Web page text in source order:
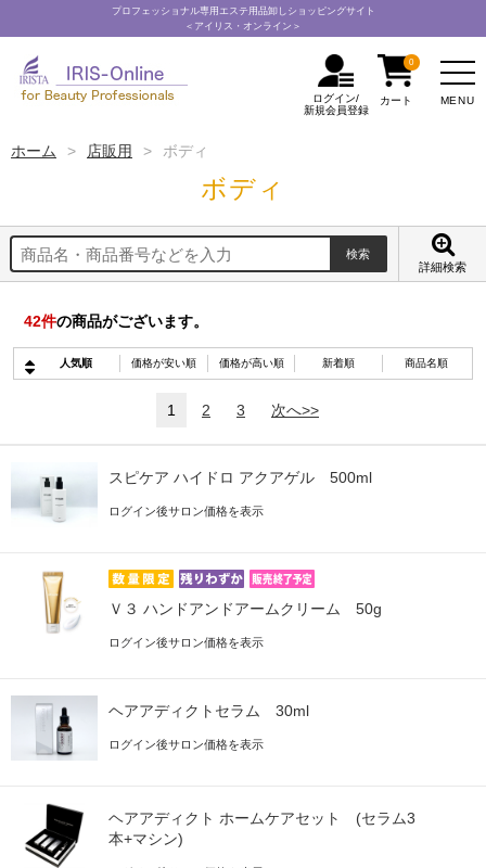
MENU
ログイン/
新規会員登録
カート
0
プロフェッショナル専用エステ用品卸しショッピングサイト
＜アイリス・オンライン＞
ホーム 店販用 ボディ
ボディ
詳細検索
42件の商品がございます。
人気順 価格が安い順 価格が高い順 新着順 商品名順
1 2 3 次へ>>
スピケア ハイドロ アクアゲル 500ml
ログイン後サロン価格を表示
Ｖ３ ハンドアンドアームクリーム 50g
ログイン後サロン価格を表示
ヘアアディクトセラム 30ml
ログイン後サロン価格を表示
ヘアアディクト ホームケアセット (セラム3
本+マシン)